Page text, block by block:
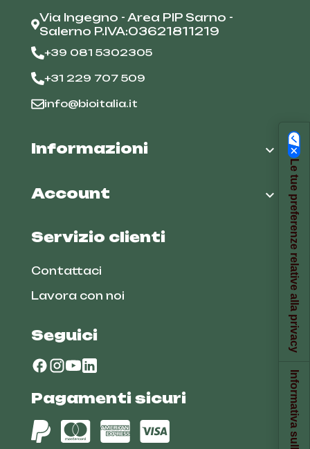
Via Ingegno - Area PIP Sarno -
Salerno P.IVA:03621811219
+39 081 5302305
+31 229 707 509
info@bioitalia.it
Informazioni 
Account 
Servizio clienti
Contattaci
Lavora con noi
Seguici
Pagamenti sicuri
Le tue preferenze relative alla privacy